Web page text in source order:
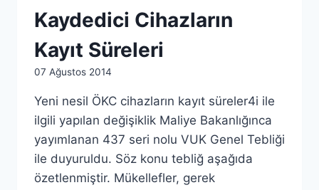
Kaydedici Cihazların
Kayıt Süreleri
By
07 Ağustos 2014
Yeni nesil ÖKC cihazların kayıt süreler4i ile
ilgili yapılan değişiklik Maliye Bakanlığınca
yayımlanan 437 seri nolu VUK Genel Tebliği
ile duyuruldu. Söz konu tebliğ aşağıda
özetlenmiştir. Mükellefler, gerek